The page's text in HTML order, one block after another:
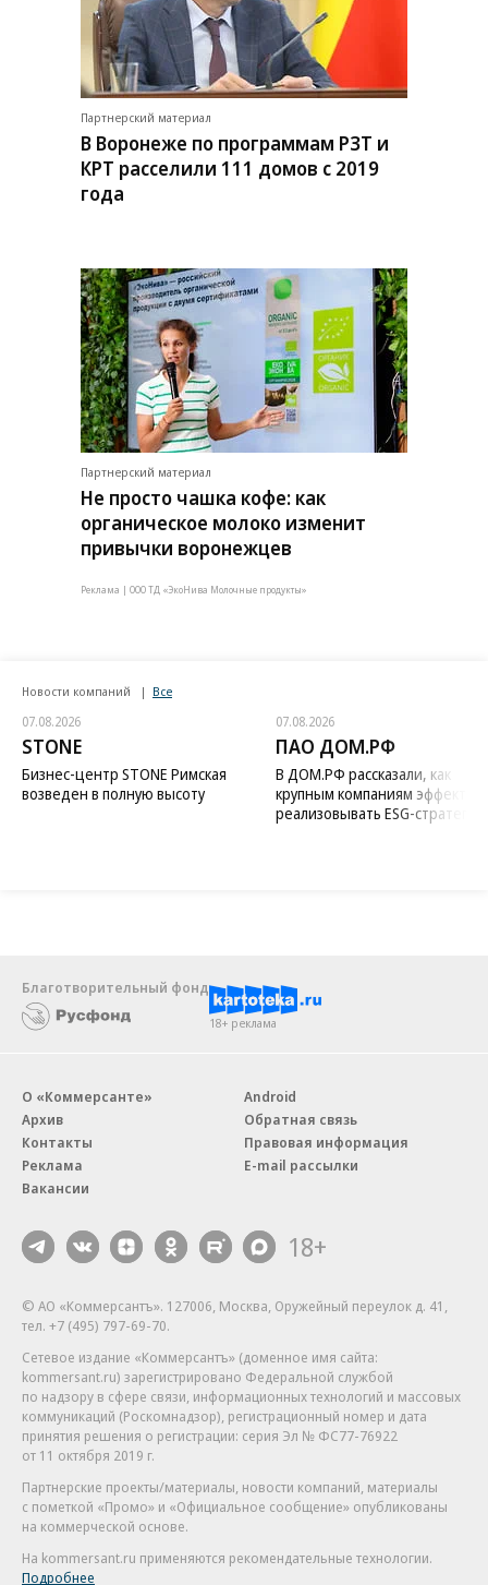
Партнерский материал
В Воронеже по программам РЗТ и
КРТ расселили 111 домов с 2019
года
Партнерский материал
Не просто чашка кофе: как
органическое молоко изменит
привычки воронежцев
Реклама | ООО ТД «ЭкоНива Молочные продукты»
Новости компаний Все
07.08.2026
STONE
Бизнес-центр STONE Римская
возведен в полную высоту
07.08.2026
ПАО ДОМ.РФ
В ДОМ.РФ рассказали, как
крупным компаниям
реализовывать ESG-стратегию
Благотворительный фонд
18+ реклама
О «Коммерсанте»
Архив
Контакты
Реклама
Вакансии
Android
Обратная связь
Правовая информация
E-mail рассылки
18+
© АО «Коммерсантъ». 127006, Москва, Оружейный переулок д. 41,
тел. +7 (495) 797-69-70.
Сетевое издание «Коммерсантъ» (доменное имя сайта:
kommersant.ru) зарегистрировано Федеральной службой
по надзору в сфере связи, информационных технологий и массовых
коммуникаций (Роскомнадзор), регистрационный номер и дата
принятия решения о регистрации: серия Эл № ФС77-76922
от 11 октября 2019 г.
Партнерские проекты/материалы, новости компаний, материалы
с пометкой «Промо» и «Официальное сообщение» опубликованы
на коммерческой основе.
На kommersant.ru применяются рекомендательные технологии.
Подробнее